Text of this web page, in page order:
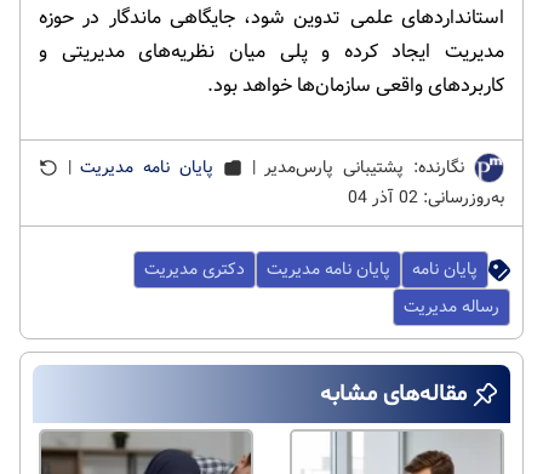
استانداردهای علمی تدوین شود، جایگاهی ماندگار در حوزه
مدیریت ایجاد کرده و پلی میان نظریه‌های مدیریتی و
کاربردهای واقعی سازمان‌ها خواهد بود.
نگارنده: پشتیبانی پارس‌مدیر | پایان نامه مدیریت|
به‌روزرسانی: 02 آذر 04
پایان نامه پایان نامه مدیریت
دکتری مدیریت
رساله مدیریت
مقاله‌های مشابه